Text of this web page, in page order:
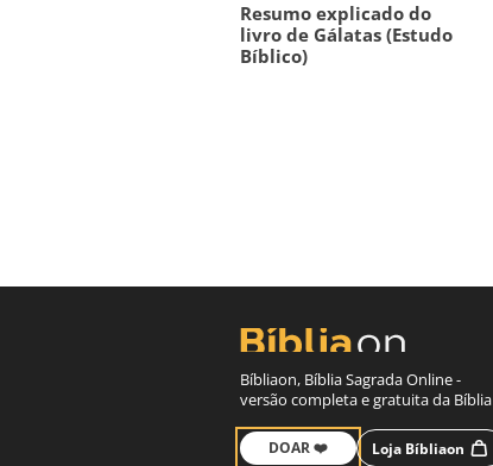
Resumo explicado do
livro de Gálatas (Estudo
Bíblico)
Bíbliaon, Bíblia Sagrada Online -
versão completa e gratuita da Bíblia
DOAR ❤️ Loja Bíbliaon